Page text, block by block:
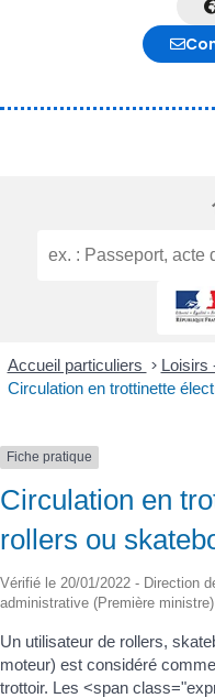
Accueil particuliers > Loisirs
Circulation en trottinette
Fiche pratique
Circulation en
rollers ou
Vérifié le 20/01/2022 - Direction
administrative (Première ministre)
Un utilisateur de rollers,
moteur) est considéré
trottoir. Les <span